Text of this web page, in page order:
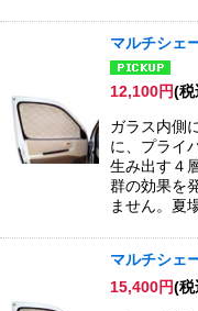
マルチシェ
12,100円(税
ガラス内側
に、プライ
生み出す４
群の効果を
ません。夏
マルチシェ
15,400円(税